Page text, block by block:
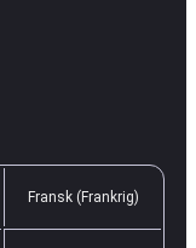
Fransk (Frankrig)